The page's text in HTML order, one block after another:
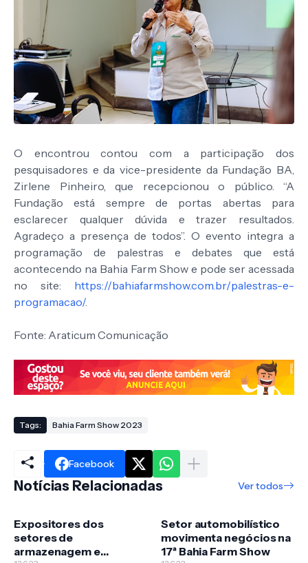
O encontrou contou com a participação dos
pesquisadores e da vice-presidente da Fundação BA,
Zirlene Pinheiro, que recepcionou o público. “A
Fundação está sempre de portas abertas para
esclarecer qualquer dúvida e trazer resultados.
Agradeço a presença de todos”. O evento integra a
programação de palestras e debates que está
acontecendo na Bahia Farm Show e pode ser acessada
no site: https://bahiafarmshow.com.br/palestras-e-
programacao/.
Fonte: Araticum Comunicação
Tags: Bahia Farm Show 2023
Facebook
Notícias Relacionadas Ver todos
Expositores dos
setores de
armazenagem e
Setor automobilístico
movimenta negócios na
17ª Bahia Farm Show